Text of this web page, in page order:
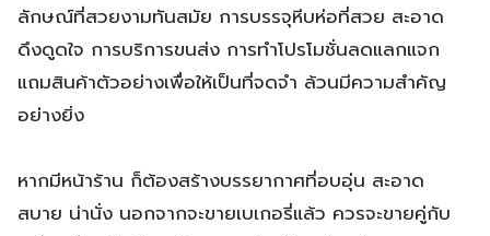
ลักษณ์ที่สวยงามทันสมัย การบรรจุหีบห่อที่สวย สะอาด
ดึงดูดใจ การบริการขนส่ง การทำโปรโมชั่นลดแลกแจก
แถมสินค้าตัวอย่างเพื่อให้เป็นที่จดจำ ล้วนมีความสำคัญ
อย่างยิ่ง
หากมีหน้าร้าน ก็ต้องสร้างบรรยากาศที่อบอุ่น สะอาด
สบาย น่านั่ง นอกจากจะขายเบเกอรี่แล้ว ควรจะขายคู่กับ